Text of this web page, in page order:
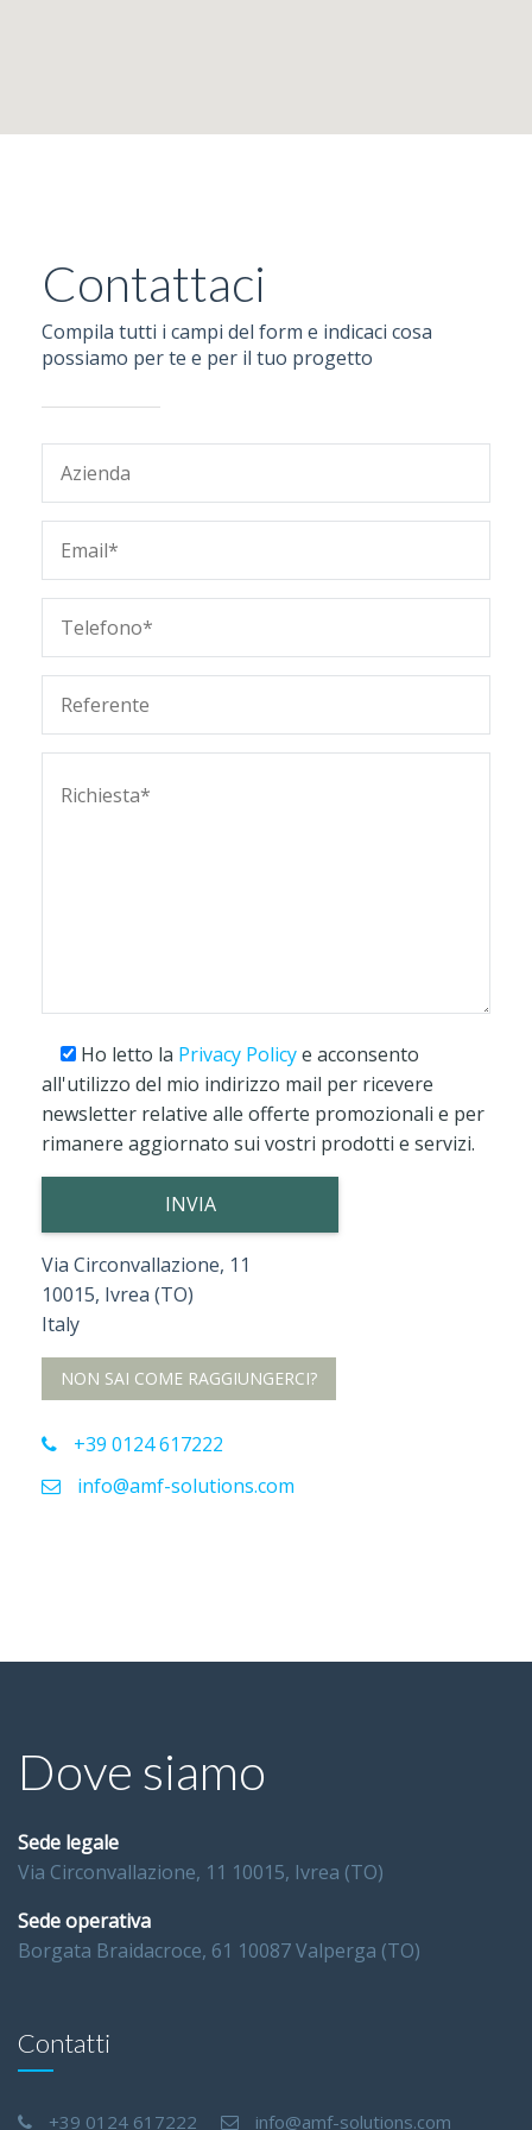
Contattaci
Compila tutti i campi del form e indicaci cosa
possiamo per te e per il tuo progetto
Ho letto la Privacy Policye acconsento
all'utilizzo del mio indirizzo mail per ricevere
newsletter relative alle offerte promozionali e per
rimanere aggiornato sui vostri prodotti e servizi.
Via Circonvallazione, 11
10015, Ivrea (TO)
Italy
NON SAI COME RAGGIUNGERCI?
+39 0124 617222
info@amf-solutions.com
Dove siamo
Sede legale
Via Circonvallazione, 11 10015, Ivrea (TO)
Sede operativa
Borgata Braidacroce, 61 10087 Valperga (TO)
Contatti
+39 0124 617222 info@amf-solutions.com